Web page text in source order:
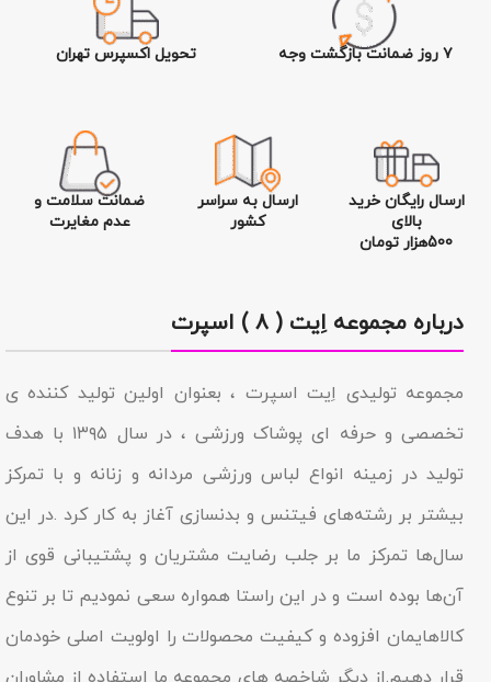
۷ روز ضمانت بازگشت وجه تحویل اکسپرس تهران
ارسال رایگان خرید
بالای
500هزار تومان
ارسال به سراسر
کشور
ضمانت سلامت و
عدم مغایرت
درباره مجموعه اِیت ( ۸ ) اسپرت
مجموعه تولیدى اِیت اسپرت ، بعنوان اولین تولید کننده ی
تخصصی و حرفه ای پوشاک ورزشی ، در سال ۱۳۹۵ با هدف
تولید در زمینه انواع لباس ورزشی مردانه و زنانه و با تمرکز
بیشتر بر رشته‌های فیتنس و بدنسازی آغاز به کار کرد .در این
سال‌ها تمرکز ما بر جلب رضایت مشتریان و پشتیبانی قوی از
آن‌ها بوده است و در این راستا همواره سعی نمودیم تا بر تنوع
کالاهایمان افزوده و کیفیت محصولات را اولویت اصلی خودمان
قرار دهیم.از دیگر شاخصه هاى مجموعه ما استفاده از مشاوران